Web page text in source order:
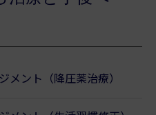
メント（降圧薬治療）